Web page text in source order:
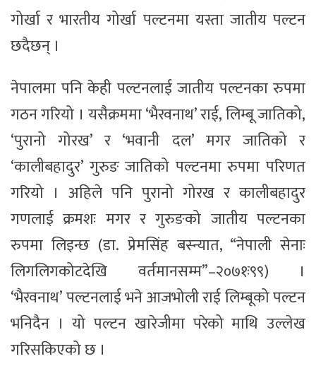
गोर्खा र भारतीय गोर्खा पल्टनमा यस्ता जातीय पल्टन
छदैछन् ।
नेपालमा पनि केही पल्टनलाई जातीय पल्टनका रुपमा
गठन गरियो । यसैक्रममा ‘भैरवनाथ’ राई, लिम्बू जातिको,
‘पुरानो गोरख’ र ‘भवानी दल’ मगर जातिको र
‘कालीबहादुर’ गुरुङ जातिको पल्टनमा रुपमा परिणत
गरियो । अहिले पनि पुरानो गोरख र कालीबहादुर
गणलाई क्रमशः मगर र गुरुङको जातीय पल्टनका
रुपमा लिइन्छ (डा. प्रेमसिंह बस्न्यात, “नेपाली सेनाः
लिगलिगकोटदेखि वर्तमानसम्म”–२०७१ः९९) ।
‘भैरवनाथ’ पल्टनलाई भने आजभोली राई लिम्बूको पल्टन
भनिदैन । यो पल्टन खारेजीमा परेको माथि उल्लेख
गरिसकिएको छ ।